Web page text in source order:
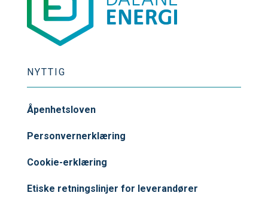
NYTTIG
Åpenhetsloven
Personvernerklæring
Cookie-erklæring
Etiske retningslinjer for leverandører